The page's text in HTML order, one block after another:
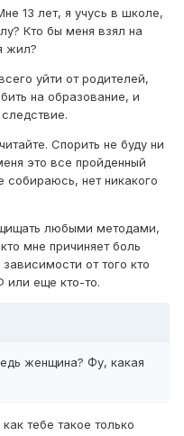
13 лет, я учусь в школе,
Кто бы меня взял на
жил?
уйти от родителей,
на образование, и
Спорить не буду ни
это все пройденный
собираюсь, нет никакого
любыми методами,
мне причиняет боль
от того кто
или еще кто-то.
женщина? Фу, какая
тебе такое только